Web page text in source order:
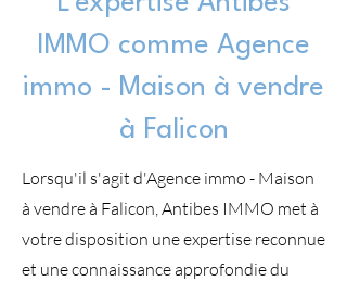
IMMO comme Agence
immo - Maison à vendre
à Falicon
Lorsqu'il s'agit d'Agence immo - Maison
à vendre à Falicon, Antibes IMMO met à
votre disposition une expertise reconnue
et une connaissance approfondie du